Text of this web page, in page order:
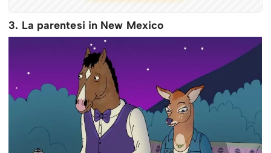
3. La parentesi in New Mexico